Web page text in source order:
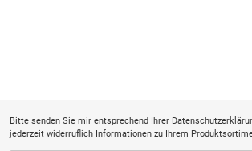
Bitte senden Sie mir entsprechend Ihrer
jederzeit widerruflich Informationen zu Ihrem